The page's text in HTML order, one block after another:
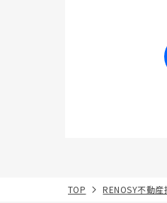
TOP RENOSY不動産